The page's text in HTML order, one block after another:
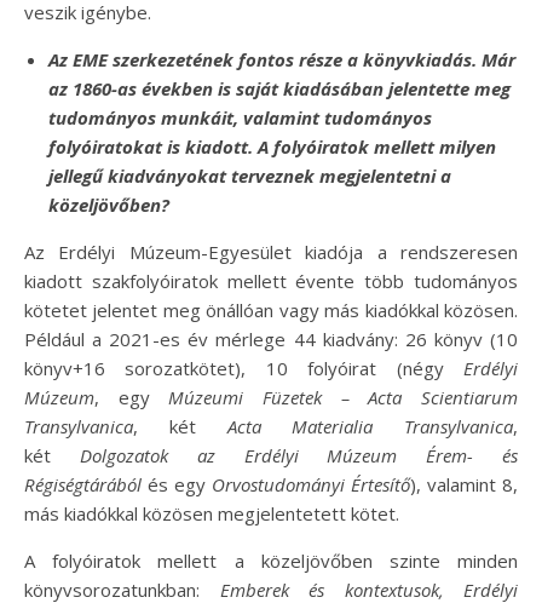
veszik igénybe.
Az EME szerkezetének fontos része a könyvkiadás. Már
az 1860-as években is saját kiadásában jelentette meg
tudományos munkáit, valamint tudományos
folyóiratokat is kiadott. A folyóiratok mellett milyen
jellegű kiadványokat terveznek megjelentetni a
közeljövőben?
Az Erdélyi Múzeum-Egyesület kiadója a rendszeresen
kiadott szakfolyóiratok mellett évente több tudományos
kötetet jelentet meg önállóan vagy más kiadókkal közösen.
Például a 2021-es év mérlege 44 kiadvány: 26 könyv (10
könyv+16 sorozatkötet), 10 folyóirat (négy Erdélyi
Múzeum, egy Múzeumi Füzetek – Acta Scientiarum
Transylvanica, két Acta Materialia Transylvanica,
két Dolgozatok az Erdélyi Múzeum Érem- és
Régiségtárából és egy Orvostudományi Értesítő), valamint 8,
más kiadókkal közösen megjelentetett kötet.
A folyóiratok mellett a közeljövőben szinte minden
könyvsorozatunkban: Emberek és kontextusok, Erdélyi